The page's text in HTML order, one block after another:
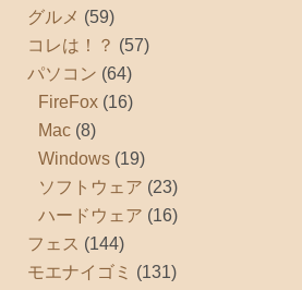
グルメ (59)
コレは！？ (57)
パソコン (64)
FireFox (16)
Mac (8)
Windows (19)
ソフトウェア (23)
ハードウェア (16)
フェス (144)
モエナイゴミ (131)